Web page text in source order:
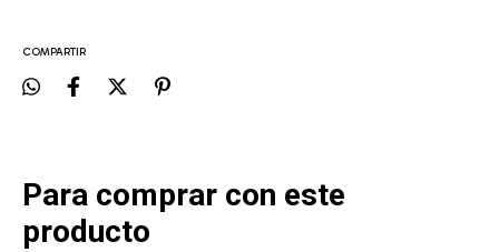
COMPARTIR
Para comprar con este
producto